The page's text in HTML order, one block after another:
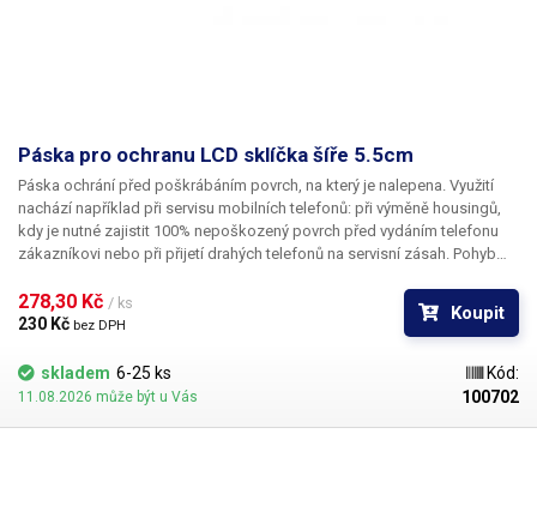
Páska pro ochranu LCD sklíčka šíře 5.5cm
Páska ochrání před poškrábáním povrch, na který je nalepena. Využití
nachází například při servisu mobilních telefonů: při výměně housingů,
kdy je nutné zajistit 100% nepoškozený povrch před vydáním telefonu
zákazníkovi nebo při přijetí drahých telefonů na servisní zásah. Pohyb
278,30 Kč / ks
230 Kč bez DPH
Koupit
skladem 6-25 ks
11.08.2026 může být u Vás
Kód:
100702